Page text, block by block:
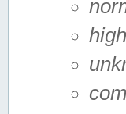
high